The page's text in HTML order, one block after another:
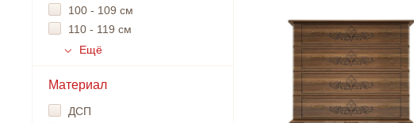
100 - 109 см
110 - 119 см
Ещё
Материал
ДСП